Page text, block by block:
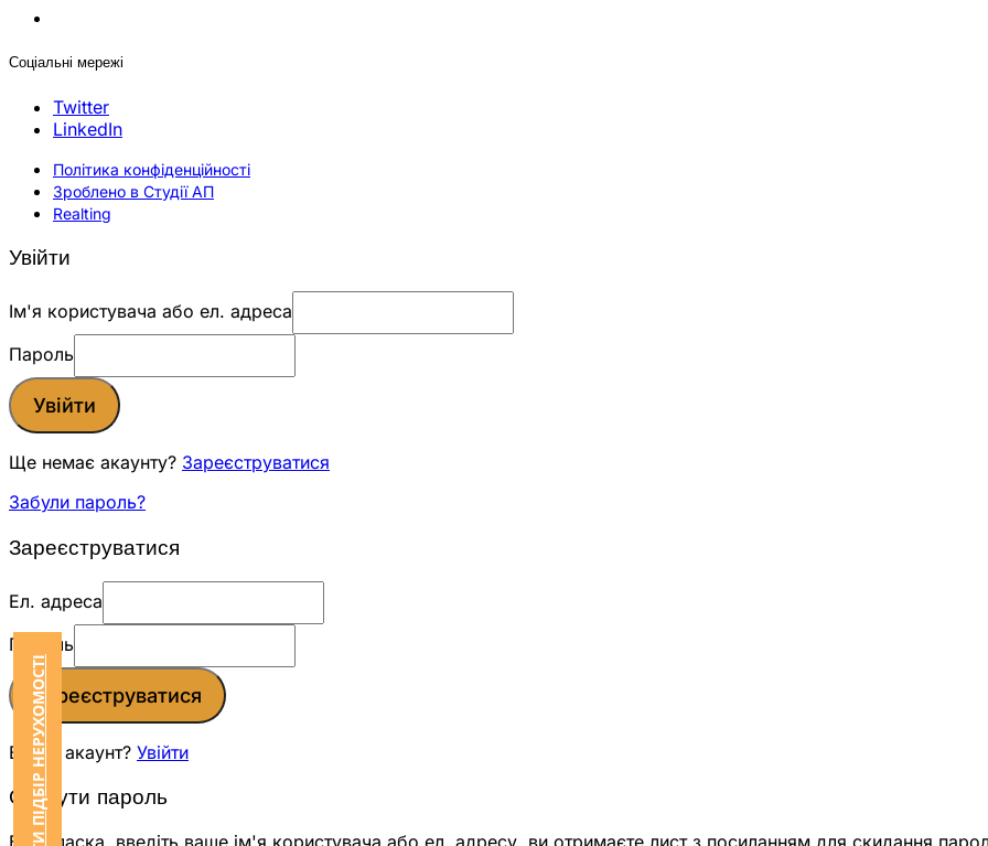
Соціальні мережі
Twitter
LinkedIn
Політика конфіденційності
Зроблено в Студії АП
Realting
ЗАМОВИТИ ПІДБІР НЕРУХОМОСТІ
Увійти
Ім'я користувача або ел. адреса
Пароль
Увійти
Ще немає акаунту? Зареєструватися
Забули пароль?
Зареєструватися
Ел. адреса
Пароль
Зареєструватися
Вже є акаунт? Увійти
Скинути пароль
Будь ласка, введіть ваше ім'я користувача або ел. адресу, ви отримаєте лист з посиланням для скидання